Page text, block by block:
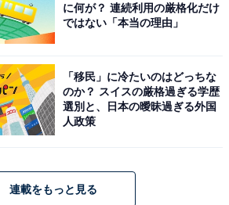
に何が？ 連続利用の厳格化だけ
ではない「本当の理由」
「移民」に冷たいのはどっちな
のか？ スイスの厳格過ぎる学歴
選別と、日本の曖昧過ぎる外国
人政策
連載をもっと見る